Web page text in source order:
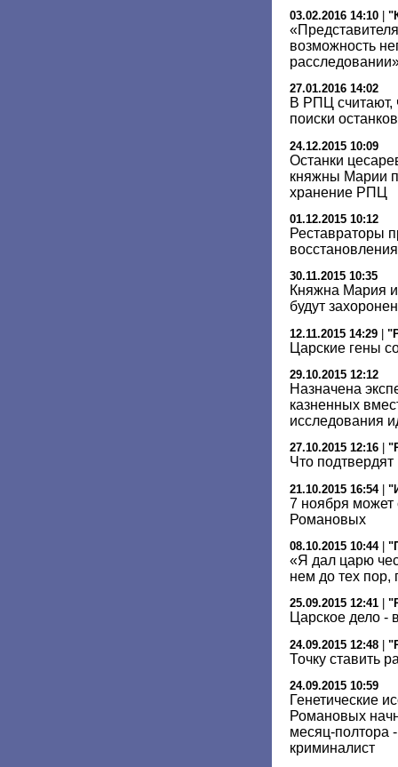
03.02.2016 14:10
возможность
27.01.2016 14:02
В РПЦ считают,
поиски
24.12.2015 10:09
Останки
княжны Марии
хранение РПЦ
01.12.2015 10:12
Реставраторы
30.11.2015 10:35
Княжна Мария
будут
12.11.2015 14:29 |
Царские гены
29.10.2015 12:12
Назначена
казненных
исследования
27.10.2015 12:16
Что
21.10.2015 16:54|
7 ноября может
Романовых
08.10.2015 10:44|
«Я дал царю
нем до тех пор,
25.09.2015 12:41
Царское дело -
24.09.2015 12:48 |
Точку ставить
24.09.2015 10:59
Генетические
Романовых
месяц-полтора
криминалист